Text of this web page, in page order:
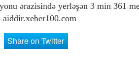
ərazisində yerləşən 3 min 361
aiddir.xeber100.com
Share on Twitter